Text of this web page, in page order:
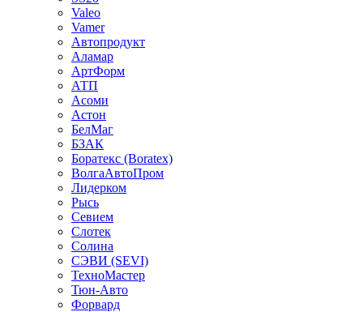
Valeo
Vamer
Автопродукт
Аламар
АртФорм
АТП
Асоми
Астон
БелМаг
БЗАК
Боратекс (Boratex)
ВолгаАвтоПром
Лидерком
Рысь
Севием
Слотек
Солина
СЭВИ (SEVI)
ТехноМастер
Тюн-Авто
Форвард